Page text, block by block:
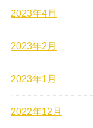
2023年4月
2023年2月
2023年1月
2022年12月